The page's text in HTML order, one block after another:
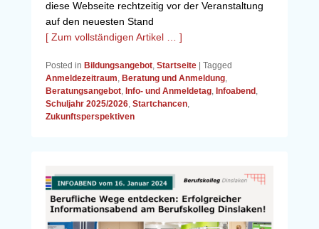
diese Webseite rechtzeitig vor der Veranstaltung
auf den neuesten Stand
[ Zum vollständigen Artikel … ]
Posted in Bildungsangebot, Startseite
Tagged
Anmeldezeitraum, Beratung und Anmeldung,
Beratungsangebot, Info- und Anmeldetag, Infoabend ,
Schuljahr 2025/2026, Startchancen,
Zukunftsperspektiven